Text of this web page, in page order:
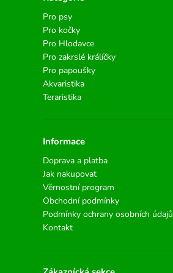
Pro psy
Pro kočky
Pro Hlodavce
Pro zakrslé králíčky
Pro papoušky
Akvaristika
Teraristika
Informace
Doprava a platba
Jak nakupovat
Věrnostní program
Obchodní podmínky
Podmínky ochrany osobních údajů
Kontakt